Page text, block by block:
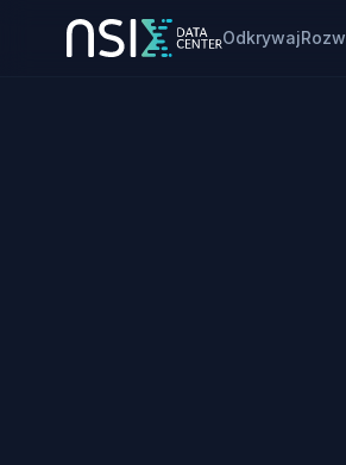
Przejdź do treści
Odkrywaj